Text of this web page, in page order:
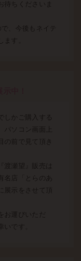
待ちくださいま
、今後もネイテ
ます。
しかご購入する
パソコン画面上
の前で見て頂き
渡瀬望』販売は
名店「とらのあ
展示をさせて頂
運びいただ
いです。